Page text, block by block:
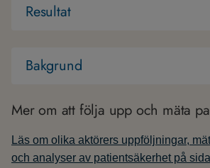
Resultat
Bakgrund
Mer om att följa upp och mäta
Läs om olika aktörers uppföljningar,
och analyser av patientsäkerhet på